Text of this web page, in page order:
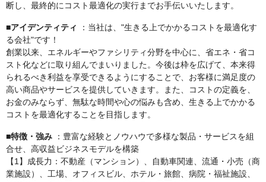
断し、最終的にコスト最適化の実行までお手伝いいたします。
■アイデンティティ
：当社は、"生きる上でかかるコストを最適化す
る会社"です！
創業以来、エネルギーやファシリティ分野を中心に、省エネ・省コ
スト化などに取り組んでまいりました。今後は枠を広げて、本来得
られるべき利益を享受できるようにすることで、お客様に満足度の
高い商品やサービスを提供していきます。また、コストの定義を、
お金のみならず、無駄な時間や心の悩みも含め、生きる上でかかる
コストを最適化することを目指します。
■特徴・強み ：豊富な経験とノウハウで多様な製品・サービスを組
合せ、高収益ビジネスモデルを構築
【1】成長力：不動産（マンション）、自動車関連、流通・小売（商
業施設）、工場、オフィスビル、ホテル・旅館、病院・福祉施設、